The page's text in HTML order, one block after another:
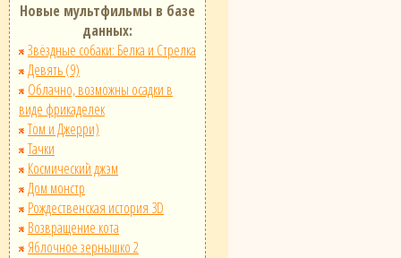
Новые мультфильмы в базе
данных:
Звёздные собаки: Белка и Стрелка
Девять (9)
Облачно, возможны осадки в
виде фрикаделек
Том и Джерри)
Тачки
Космический джэм
Дом монстр
Рождественская история 3D
Возвращение кота
Яблочное зернышко 2